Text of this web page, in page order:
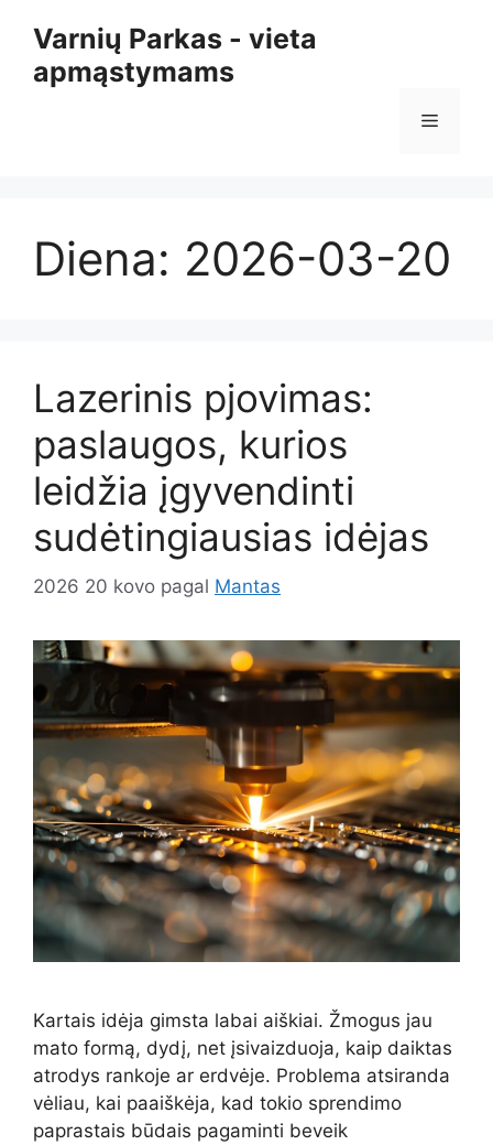
turinio
Varnių Parkas - vieta
apmąstymams
Meniu
Diena: 2026-03-20
Lazerinis pjovimas:
paslaugos, kurios
leidžia įgyvendinti
sudėtingiausias idėjas
2026 20 kovo pagal Mantas
Kartais idėja gimsta labai aiškiai. Žmogus jau
mato formą, dydį, net įsivaizduoja, kaip daiktas
atrodys rankoje ar erdvėje. Problema atsiranda
vėliau, kai paaiškėja, kad tokio sprendimo
paprastais būdais pagaminti beveik